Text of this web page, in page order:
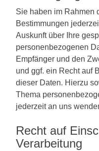
Sie haben im Rahmen
Bestimmungen
Auskunft über Ihre
personenbezogenen
Empfänger und den
und ggf. ein Recht auf
dieser Daten. Hierzu
Thema
jederzeit an uns
Recht auf
Verarbeitung